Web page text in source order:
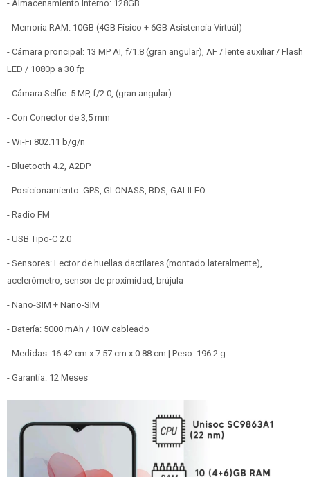
- Almacenamiento Interno: 128GB
- Memoria RAM: 10GB (4GB Físico + 6GB Asistencia Virtuál)
- Cámara proncipal: 13 MP AI, f/1.8 (gran angular), AF / lente auxiliar / Flash
LED / 1080p a 30 fp
- Cámara Selfie: 5 MP, f/2.0, (gran angular)
- Con Conector de 3,5 mm
- Wi-Fi 802.11 b/g/n
- Bluetooth 4.2, A2DP
- Posicionamiento: GPS, GLONASS, BDS, GALILEO
- Radio FM
- USB Tipo-C 2.0
- Sensores: Lector de huellas dactilares (montado lateralmente),
acelerómetro, sensor de proximidad, brújula
- Nano-SIM + Nano-SIM
- Batería: 5000 mAh / 10W cableado
- Medidas: 16.42 cm x 7.57 cm x 0.88 cm | Peso: 196.2 g
- Garantía: 12 Meses